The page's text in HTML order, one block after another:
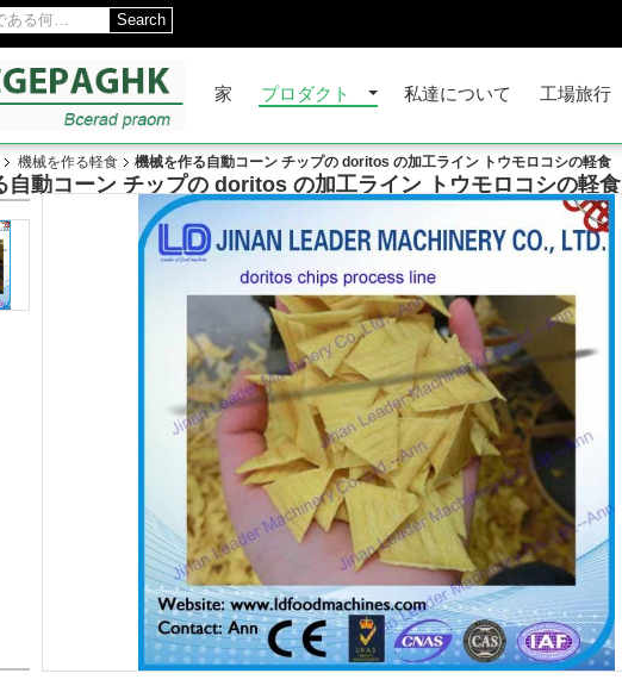
Search
家 プロダクト 私達について 工場旅行
機械を作る軽食 機械を作る自動コーン チップの doritos の加工ライン トウモロコシの軽食
自動コーン チップの doritos の加工ライン トウモロコシの軽食